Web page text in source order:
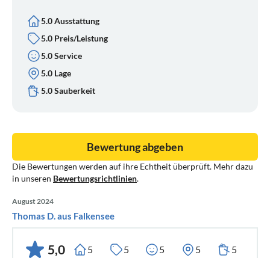
5.0 Ausstattung
5.0 Preis/Leistung
5.0 Service
5.0 Lage
5.0 Sauberkeit
Die Bewertungen werden auf ihre Echtheit überprüft. Mehr dazu
in unseren Bewertungsrichtlinien.
Bewertung abgeben
August 2024
Thomas D. aus Falkensee
5,0 5 5 5 5 5